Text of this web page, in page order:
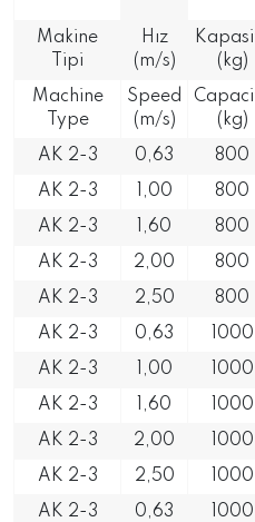
Makine
Tipi
Hız
(m/s)
(kg)
Machine
Type
Speed
(m/s)
(kg)
AK 2-3 0,63 800
AK 2-3
1,00 800
AK 2-3
1,60 800
AK 2-3
2,00 800
AK 2-3
2,50 800
AK 2-3
0,63 1000
AK 2-3
1,00 1000
AK 2-3
1,60 1000
AK 2-3
2,00 1000
AK 2-3
2,50 1000
AK 2-3
0,63 1000